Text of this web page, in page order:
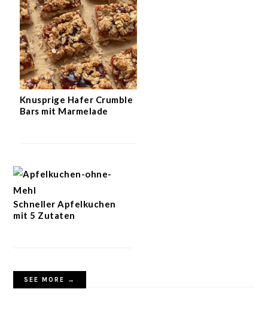
Knusprige Hafer Crumble
Bars mit Marmelade
Schneller Apfelkuchen
mit 5 Zutaten
SEE MORE →